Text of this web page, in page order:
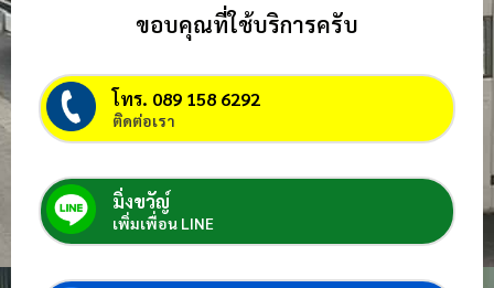
ขอบคุณที่ใช้บริการครับ
โทร. 089 158 6292
ติดต่อเรา
มิ่งขวัญ์
เพิ่มเพื่อน LINE